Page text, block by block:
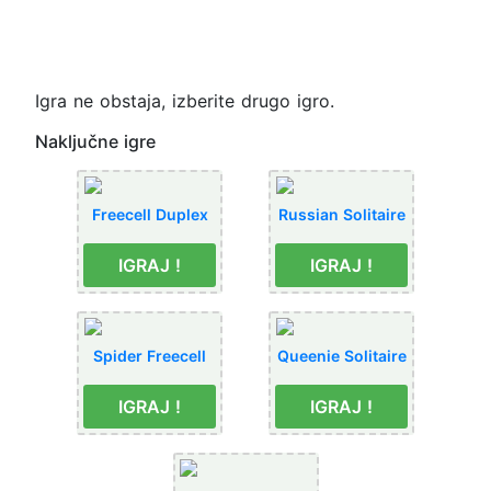
Igra ne obstaja, izberite drugo igro.
Naključne igre
Freecell Duplex
IGRAJ !
Russian Solitaire
IGRAJ !
Spider Freecell
IGRAJ !
Queenie Solitaire
IGRAJ !